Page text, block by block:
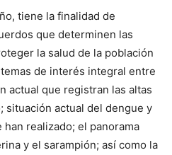
tiene la finalidad de
que determinen las
la salud de la población
de interés integral entre
actual que registran las altas
situación actual del dengue y
realizado; el panorama
y el sarampión; así como la